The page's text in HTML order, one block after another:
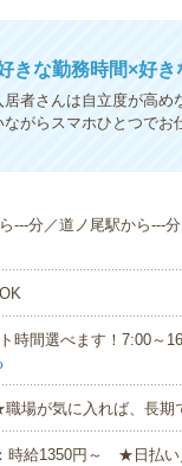
きな勤務時間×好き
者さんは自立度が高め
がらスマホひとつでお
---分／道ノ尾駅から---
間選べます！7:00～
が気に入れば、長期
給1350円～ ★日払い